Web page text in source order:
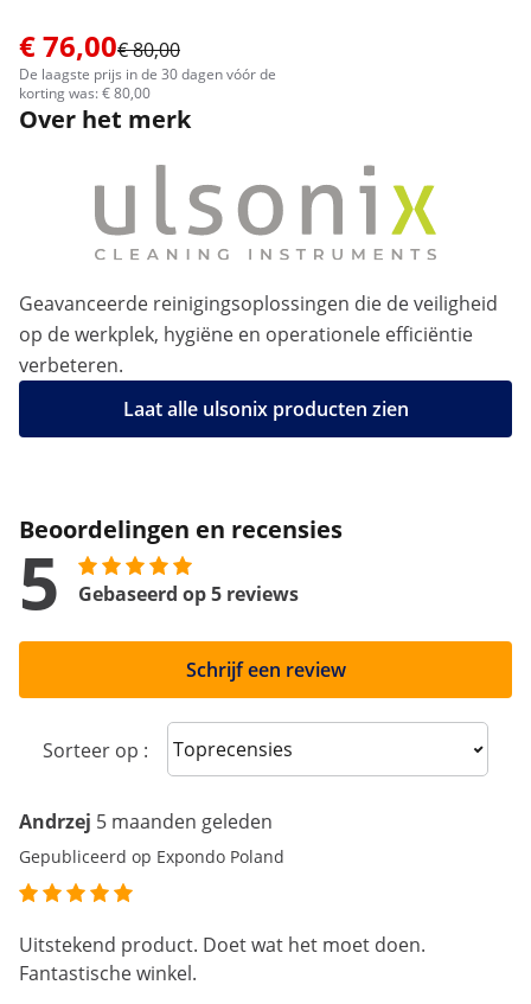
€ 76,00€ 80,00
De laagste prijs in de 30 dagen vóór de
korting was: € 80,00
Over het merk
Geavanceerde reinigingsoplossingen die de veiligheid
op de werkplek, hygiëne en operationele efficiëntie
verbeteren.
Laat alle ulsonix producten zien
Beoordelingen en recensies
5 Gebaseerd op 5 reviews
Schrijf een review
Sorteer op : Sort reviews
Andrzej 5 maanden geleden
Gepubliceerd op Expondo Poland
Uitstekend product. Doet wat het moet doen.
Fantastische winkel.